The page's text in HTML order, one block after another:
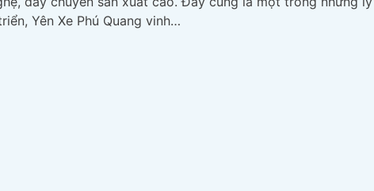
Yên Xe Phú Quang vinh…